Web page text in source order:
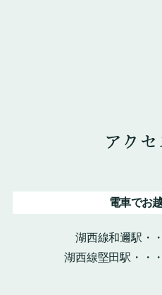
アク
電車でお
湖西線和邇駅・
湖西線堅田駅・・